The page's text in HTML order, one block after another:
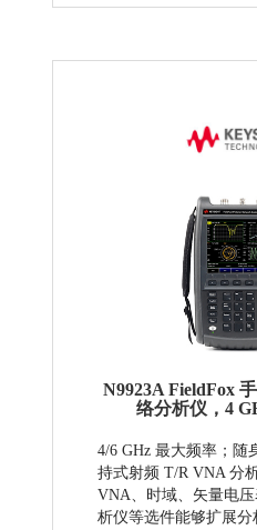
N9923A FieldFox
络分析仪，4
4/6 GHz 最大频率；随
持式射频 T/R VNA 分
VNA、时域、矢量电
析仪等选件能够扩展